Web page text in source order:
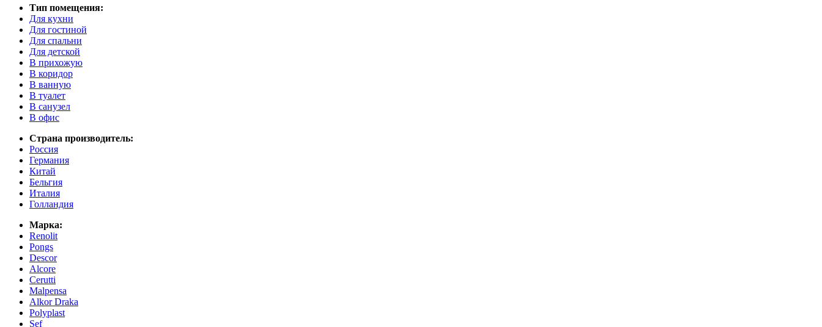
Тип помещения:
Для кухни
Для гостиной
Для спальни
Для детской
В прихожую
В коридор
В ванную
В туалет
В санузел
В офис
Страна производитель:
Россия
Германия
Китай
Бельгия
Италия
Голландия
Марка:
Renolit
Pongs
Descor
Alcore
Cerutti
Malpensa
Alkor Draka
Polyplast
Sef